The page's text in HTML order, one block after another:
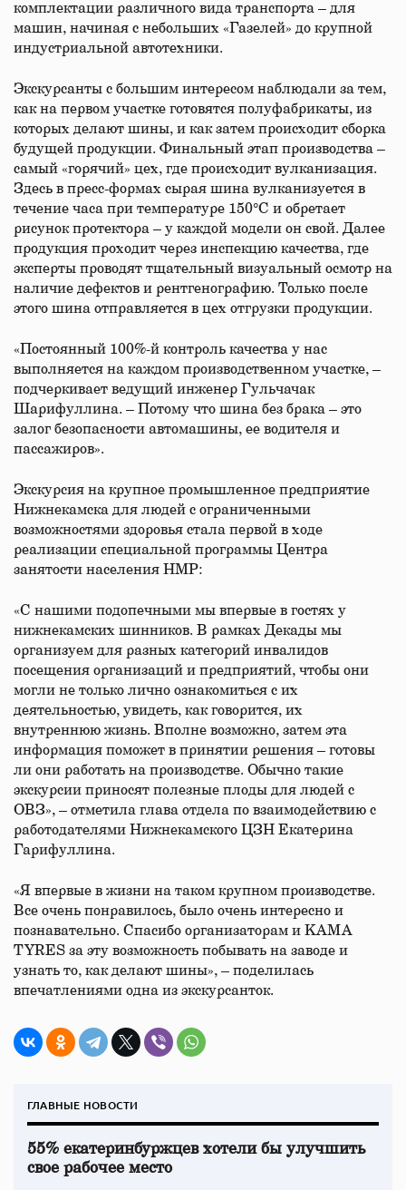
комплектации различного вида транспорта – для
машин, начиная с небольших «Газелей» до крупной
индустриальной автотехники.
Экскурсанты с большим интересом наблюдали за тем,
как на первом участке готовятся полуфабрикаты, из
которых делают шины, и как затем происходит сборка
будущей продукции. Финальный этап производства –
самый «горячий» цех, где происходит вулканизация.
Здесь в пресс-формах сырая шина вулканизуется в
течение часа при температуре 150°C и обретает
рисунок протектора – у каждой модели он свой. Далее
продукция проходит через инспекцию качества, где
эксперты проводят тщательный визуальный осмотр на
наличие дефектов и рентгенографию. Только после
этого шина отправляется в цех отгрузки продукции.
«Постоянный 100%-й контроль качества у нас
выполняется на каждом производственном участке, –
подчеркивает ведущий инженер Гульчачак
Шарифуллина. – Потому что шина без брака – это
залог безопасности автомашины, ее водителя и
пассажиров».
Экскурсия на крупное промышленное предприятие
Нижнекамска для людей с ограниченными
возможностями здоровья стала первой в ходе
реализации специальной программы Центра
занятости населения НМР:
«С нашими подопечными мы впервые в гостях у
нижнекамских шинников. В рамках Декады мы
организуем для разных категорий инвалидов
посещения организаций и предприятий, чтобы они
могли не только лично ознакомиться с их
деятельностью, увидеть, как говорится, их
внутреннюю жизнь. Вполне возможно, затем эта
информация поможет в принятии решения – готовы
ли они работать на производстве. Обычно такие
экскурсии приносят полезные плоды для людей с
ОВЗ», – отметила глава отдела по взаимодействию с
работодателями Нижнекамского ЦЗН Екатерина
Гарифуллина.
«Я впервые в жизни на таком крупном производстве.
Все очень понравилось, было очень интересно и
познавательно. Спасибо организаторам и KAMA
TYRES за эту возможность побывать на заводе и
узнать то, как делают шины», – поделилась
впечатлениями одна из экскурсанток.
ГЛАВНЫЕ НОВОСТИ
55% екатеринбуржцев хотели бы улучшить
свое рабочее место